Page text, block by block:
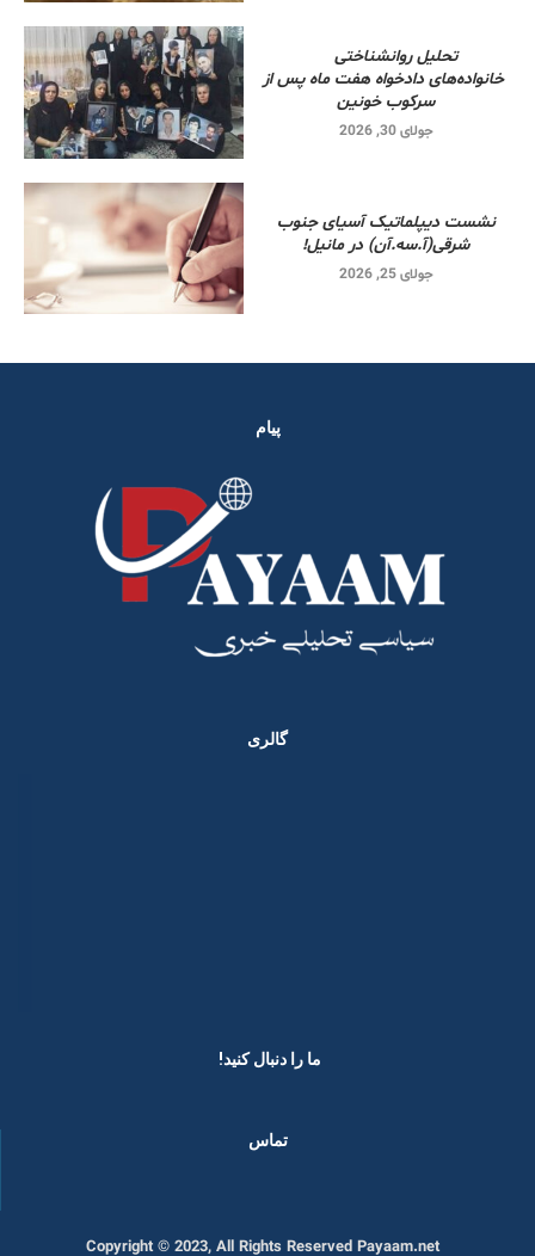
تحلیل روانشناختی
خانواده‌های دادخواه هفت ماه پس از
سرکوب خونین
جولای 30, 2026
نشست دیپلماتیک آسیای جنوب
شرقی‌(آ.سه.آن) در مانیل!
جولای 25, 2026
پیام
گالری
ما را دنبال کنید! ​
تماس
Copyright © 2023, All Rights Reserved Payaam.net